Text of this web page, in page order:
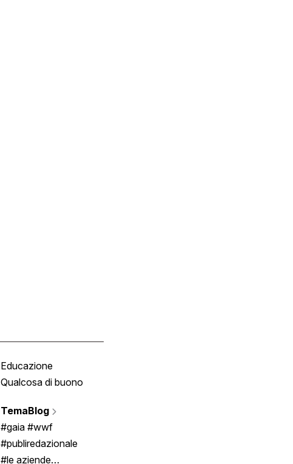
Educazione
Qualcosa di buono
TemaBlog
#gaia #wwf
#publiredazionale
#le aziende